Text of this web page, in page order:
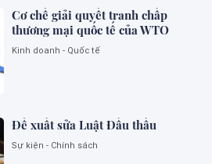
Cơ chế giải quyết tranh chấp
thương mại quốc tế của WTO
Kinh doanh - Quốc tế
Đề xuất sửa Luật Đấu thầu
Sự kiện - Chính sách